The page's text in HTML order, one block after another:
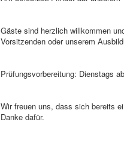
Gäste sind herzlich willkommen
Vorsitzenden oder unserem
Prüfungsvorbereitung: Dienstags
Wir freuen uns, dass sich bereits
Danke dafür.